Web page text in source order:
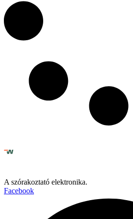
A szórakoztató elektronika.
Facebook